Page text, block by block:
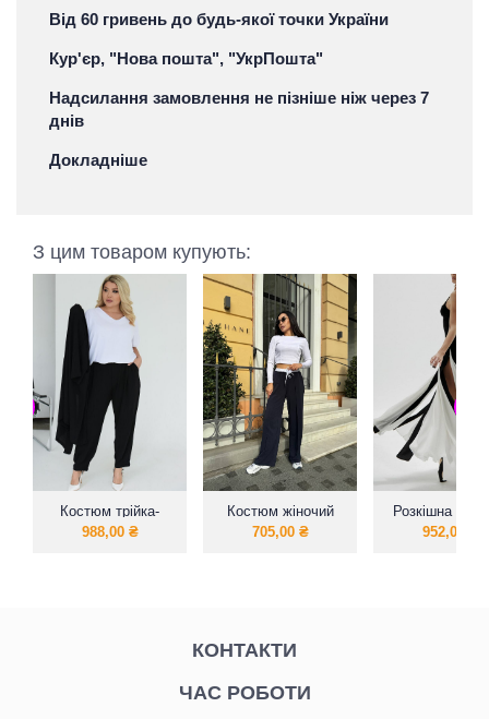
Від 60 гривень до будь-якої точки України
Кур'єр, "Нова пошта", "УкрПошта"
Надсилання замовлення не пізніше ніж через 7
днів
Докладніше
З цим товаром купують:
Костюм трійка-
вільні брючки на
988,00 ₴
Костюм жіночий
прогулянковий з
705,00 ₴
Розкішна
952,00
КОНТАКТИ
ЧАС РОБОТИ